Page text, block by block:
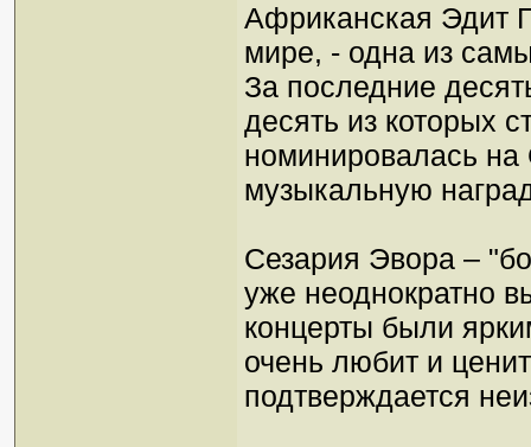
Африканская Эдит
мире, - одна из
За последние
десять из которых
номинировалась
музыкальную
Сезария Эвора –
уже неоднократно
концерты были
очень любит и
подтверждается